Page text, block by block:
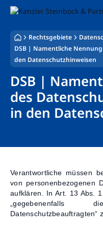
Zum
Inhalt
Startseite
Kanzlei
Team
Standorte
Rechtsgebiete
Steuerberatung
Stellenangebote
Rechtsgebiete
DSB | Namentliche
den Datenschutzhinweisen
DSB |
des
in den
Verantwortliche müssen
von personenbezogenen
aufklären. In Art. 13 Abs.
Datenschutzbeauftragten“